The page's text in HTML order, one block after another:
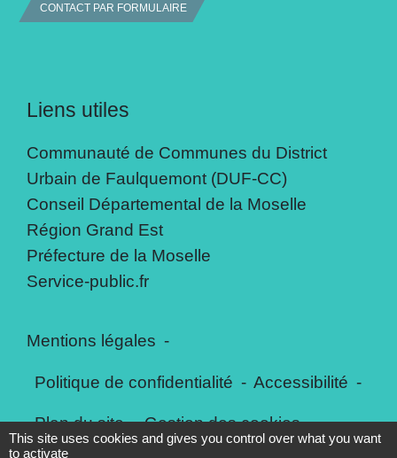
CONTACT PAR FORMULAIRE
Liens utiles
Communauté de Communes du District
Urbain de Faulquemont (DUF-CC)
Conseil Départemental de la Moselle
Région Grand Est
Préfecture de la Moselle
Service-public.fr
Mentions légales -
Politique de confidentialité - Accessibilité -
Plan du site - Gestion des cookies
This site uses cookies and gives you control over what you want
to activate